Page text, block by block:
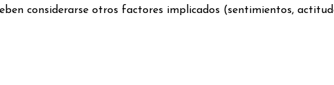
considerarse otros factores implicados (sentimientos,